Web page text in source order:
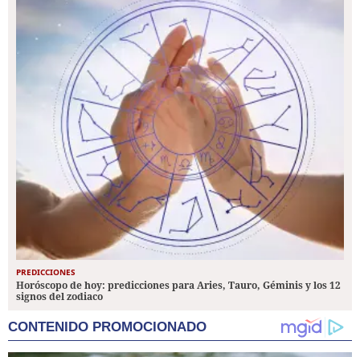
PREDICCIONES
Horóscopo de hoy: predicciones para Aries, Tauro, Géminis y los 12
signos del zodiaco
CONTENIDO PROMOCIONADO